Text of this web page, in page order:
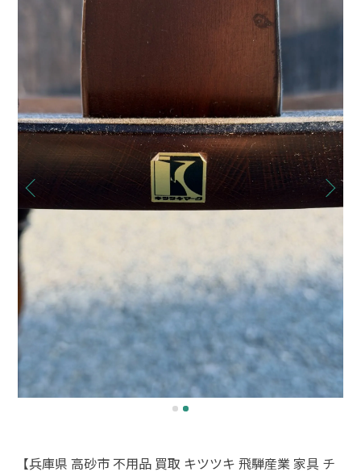
【兵庫県 高砂市 不用品 買取 キツツキ 飛騨産業 家具 チ